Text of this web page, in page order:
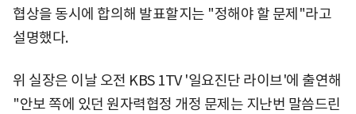
협상을 동시에 합의해 발표할지는 "정해야 할 문제"라고
설명했다.
위 실장은 이날 오전 KBS 1TV '일요진단 라이브'에 출연해
"안보 쪽에 있던 원자력협정 개정 문제는 지난번 말씀드린